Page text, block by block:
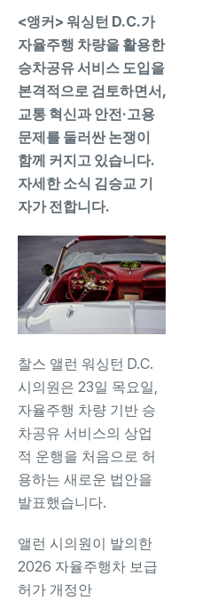
<앵커> 워싱턴 D.C.가
자율주행 차량을 활용한
승차공유 서비스 도입을
본격적으로 검토하면서,
교통 혁신과 안전·고용
문제를 둘러싼 논쟁이
함께 커지고 있습니다.
자세한 소식 김승교 기
자가 전합니다.
찰스 앨런 워싱턴 D.C.
시의원은 23일 목요일,
자율주행 차량 기반 승
차공유 서비스의 상업
적 운행을 처음으로 허
용하는 새로운 법안을
발표했습니다.
앨런 시의원이 발의한
2026 자율주행차 보급
허가 개정안